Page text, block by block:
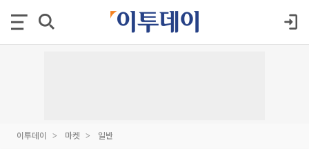
이투데이 마켓 일반